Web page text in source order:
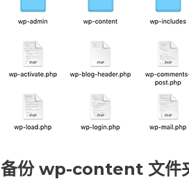
备份 wp-content 文件